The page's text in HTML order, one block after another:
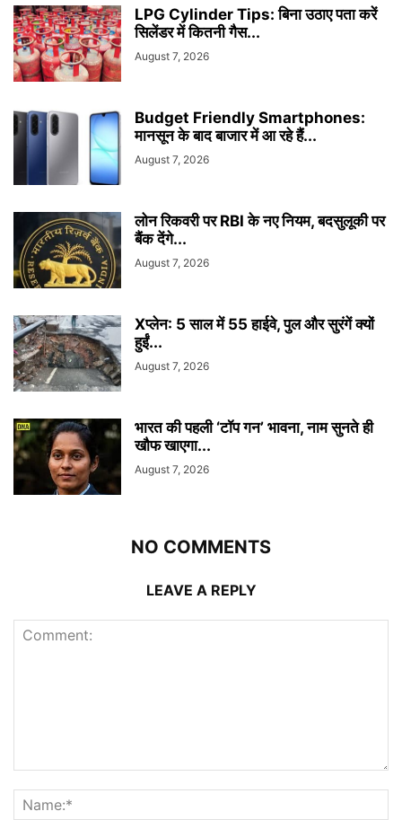
LPG Cylinder Tips: बिना उठाए पता करें
सिलेंडर में कितनी गैस...
August 7, 2026
Budget Friendly Smartphones:
मानसून के बाद बाजार में आ रहे हैं...
August 7, 2026
लोन रिकवरी पर RBI के नए नियम, बदसुलूकी पर
बैंक देंगे...
August 7, 2026
Xप्लेन: 5 साल में 55 हाईवे, पुल और सुरंगें क्यों
हुईं...
August 7, 2026
भारत की पहली ‘टॉप गन’ भावना, नाम सुनते ही
खौफ खाएगा...
August 7, 2026
NO COMMENTS
LEAVE A REPLY